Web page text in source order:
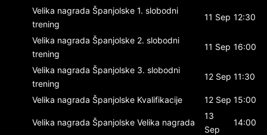
Velika nagrada Španjolske 1. slobodni
trening
11 Sep 12:30
Velika nagrada Španjolske 2. slobodni
trening
11 Sep 16:00
Velika nagrada Španjolske 3. slobodni
trening
12 Sep 11:30
Velika nagrada Španjolske Kvalifikacije 12 Sep 15:00
Velika nagrada Španjolske Velika nagrada
13
Sep
14:00